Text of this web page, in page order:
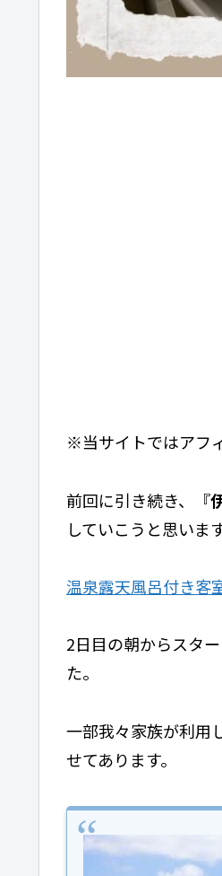
※当サイトではアフ
前回に引き続き、『
していこうと思います
温泉露天風呂付き客
2日目の朝からスタ
た。
一部我々家族が利用
せてあります。